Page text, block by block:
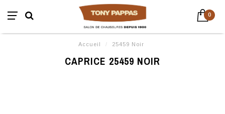
0
Accueil / 25459 Noir
CAPRICE 25459 NOIR